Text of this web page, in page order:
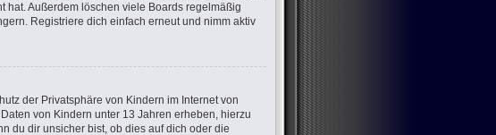
hat. Außerdem löschen viele Boards regelmäßig
Registriere dich einfach erneut und nimm aktiv
der Privatsphäre von Kindern im Internet von
von Kindern unter 13 Jahren erheben, hierzu
du dir unsicher bist, ob dies auf dich oder die